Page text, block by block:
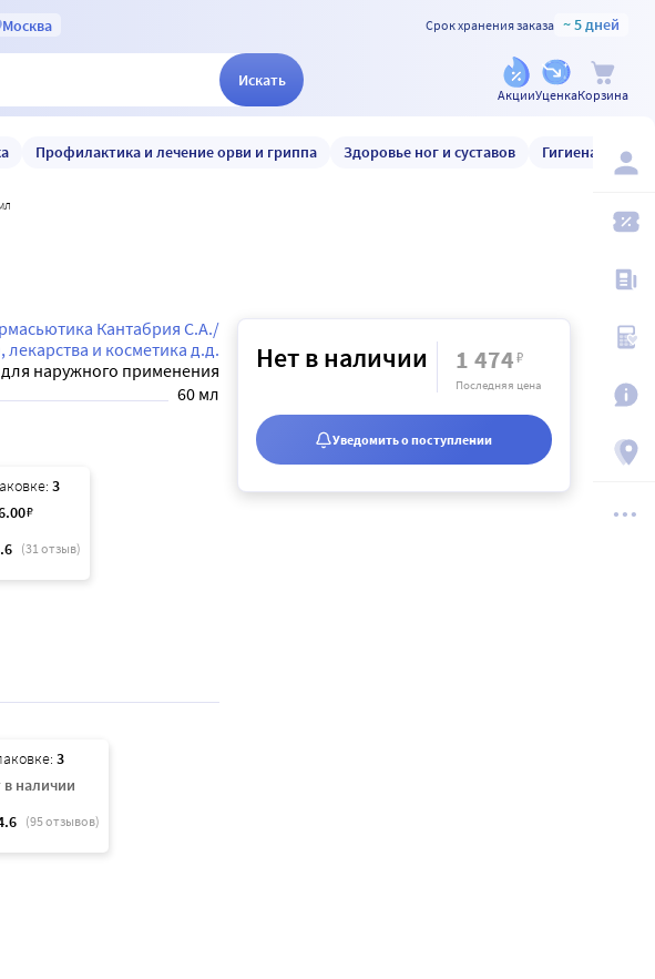
Москва Срок хранения заказа ~ 5 дней
Искать
АкцииУценкаКорзина
Профилактика и лечение орви и гриппа Здоровье ног и суставов Гигиена и уход
Кантабрия С.А./
и косметика д.д.
наружного применения
60 мл
3
.00₽
(31отзыв)
3
в наличии
(95отзывов)
Нет в наличии 1 474₽
Последняя цена
Уведомить о поступлении